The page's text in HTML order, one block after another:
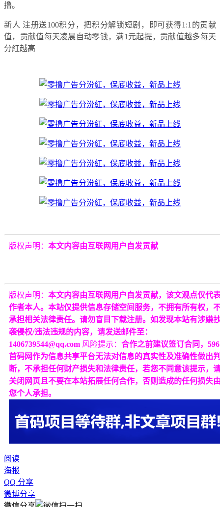
撸。
新人 注册送100积分，把积分解锁短剧，即可获得1:1的贡献
值，贡献值每天凌晨自动零钱，满1元起提，贡献值越多每天
分紅越高
版权声明： 本文内容由互联网用户自发贡献
版权声明： 本文内容由互联网用户自发贡献，该文观点仅代
作者本人。本站仅提供信息存储空间服务，不拥有所有权，
承担相关法律责任。请勿盲目下载注册。如发现本站有涉嫌
袭侵权/违法违规的内容，请发送邮件至：
1406739544@qq.com 风险提示： 合作之前建议签订合同，596
首码网作为信息共享平台无法对信息的真实性及准确性做出
断，不承担任何财产损失和法律责任，若您不同意该提示，
关闭网页且不要在本站拓展任何合作，否则造成的任何损失
您个人承担。
阅读
海报
QQ 分享
微博分享